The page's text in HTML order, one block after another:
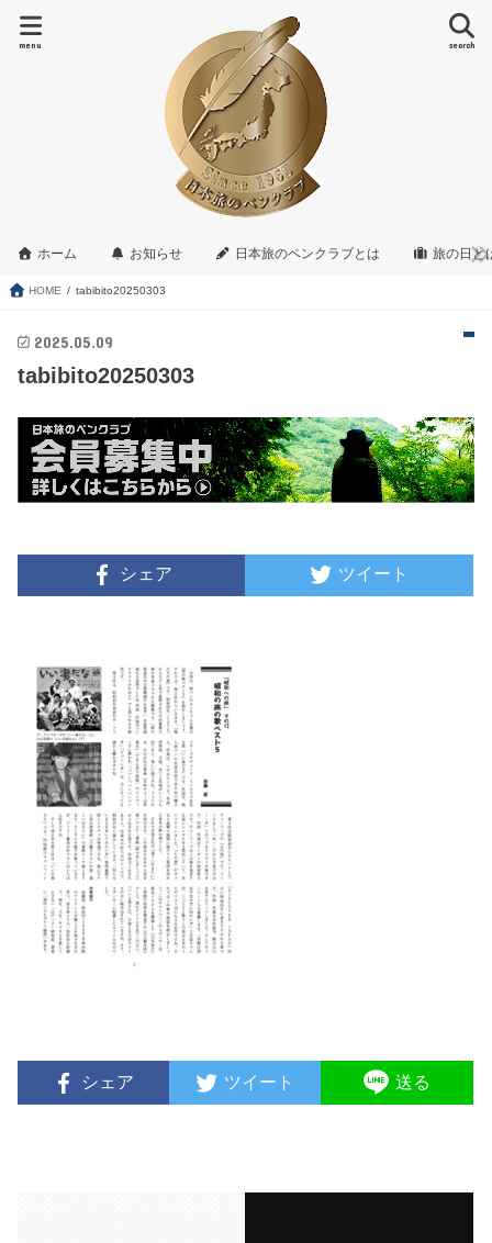
search
menu
ホーム お知らせ 日本旅のペンクラブとは 旅の日と
HOME tabibito20250303
2025.05.09
tabibito20250303
シェア ツイート
シェア ツイート 送る